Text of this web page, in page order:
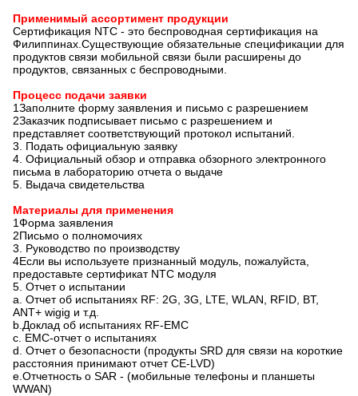
Применимый ассортимент продукции
Сертификация NTC - это беспроводная сертификация на
Филиппинах.Существующие обязательные спецификации для
продуктов связи мобильной связи были расширены до
продуктов, связанных с беспроводными.
Процесс подачи заявки
1Заполните форму заявления и письмо с разрешением
2Заказчик подписывает письмо с разрешением и
представляет соответствующий протокол испытаний.
3. Подать официальную заявку
4. Официальный обзор и отправка обзорного электронного
письма в лабораторию отчета о выдаче
5. Выдача свидетельства
Материалы для применения
1Форма заявления
2Письмо о полномочиях
3. Руководство по производству
4Если вы используете признанный модуль, пожалуйста,
предоставьте сертификат NTC модуля
5. Отчет о испытании
a. Отчет об испытаниях RF: 2G, 3G, LTE, WLAN, RFID, BT,
ANT+ wigig и т.д.
b.Доклад об испытаниях RF-EMC
c. EMC-отчет о испытаниях
d. Отчет о безопасности (продукты SRD для связи на короткие
расстояния принимают отчет CE-LVD)
e.Отчетность о SAR - (мобильные телефоны и планшеты
WWAN)